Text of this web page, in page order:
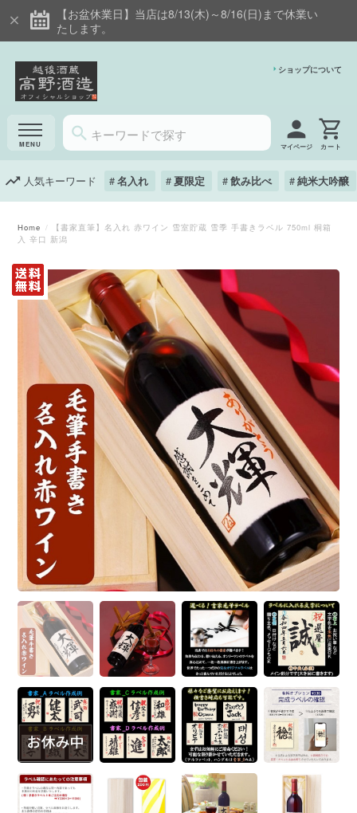
【お盆休業日】当店は8/13(木)～8/16(日)まで休業い
たします。
ショップについて
マイページ
人気キーワード 名入れ 夏限定 飲み比べ 純米大吟醸
Home
【書家直筆】名入れ 赤ワイン 雪室貯蔵 雪季 手書きラベル 750ml 桐箱
入 辛口 新潟